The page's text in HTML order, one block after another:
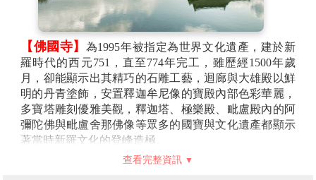
【佛國寺】 為1995年被指定為世界文化遺產，建於新
羅時代的西元751，直至774年完工，雖歷經1500年歲
月，卻能顯示出其精巧的石雕工藝，迴廊與大雄殿以鮮
明的丹青塗飾，安置釋迦牟尼像的寶殿內部色彩華麗，
多寶塔雕刻優雅美觀，釋迦塔、極樂殿、毗盧殿內的阿
彌陀佛與毗盧舍那佛像等眾多的國寶與文化遺產都顯示
著當時新羅文化的登峰造極。
東宮苑位於慶州普門觀光園區內，是
查看完整資訊